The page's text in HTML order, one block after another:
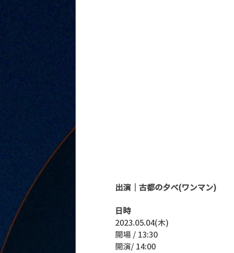
出演｜古都の夕べ(ワンマン)
日時
2023.05.04(木)
開場 / 13:30
開演/ 14:00